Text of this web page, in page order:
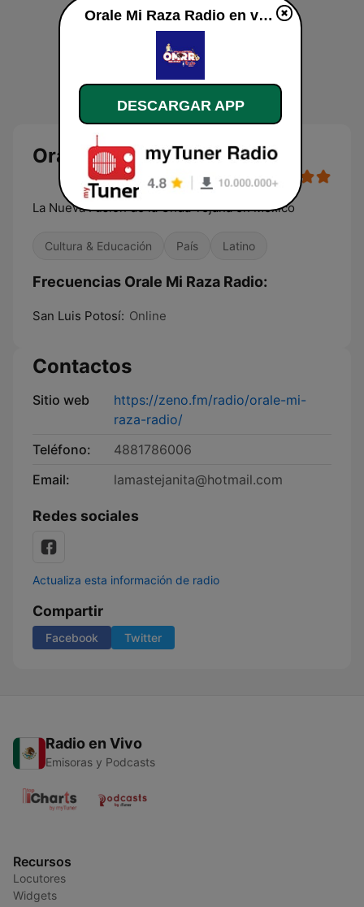
Orale Mi Raza Radio en vivo
La Nueva Fusion de la Onda Tejana en Mexico
Cultura & Educación País Latino
Frecuencias Orale Mi Raza Radio:
San Luis Potosí: Online
Contactos
Sitio web
https://zeno.fm/radio/orale-mi-
raza-radio/
Teléfono:
4881786006
Email:
lamastejanita@hotmail.com
Redes sociales
Actualiza esta información de radio
Compartir
Facebook Twitter
Radio en Vivo
Emisoras y Podcasts
Recursos
Locutores
Widgets
Orale Mi Raza Radio en vivo
DESCARGAR APP